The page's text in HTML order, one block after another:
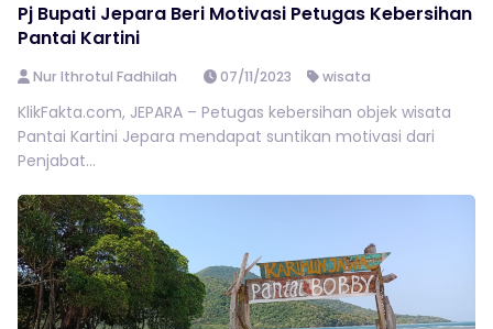
Pj Bupati Jepara Beri Motivasi Petugas Kebersihan
Pantai Kartini
Nur Ithrotul Fadhilah 07/11/2023 wisata
KlikFakta.com, JEPARA – Petugas kebersihan objek wisata
Pantai Kartini Jepara mendapat suntikan motivasi dari
Penjabat...